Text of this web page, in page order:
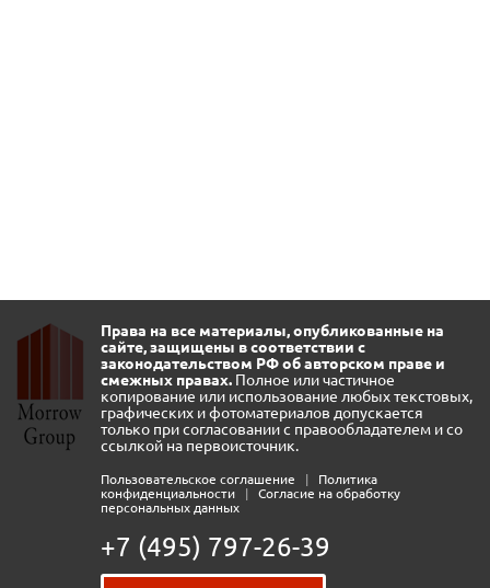
Права на все материалы, опубликованные на
сайте, защищены в соответствии с
законодательством РФ об авторском праве и
смежных правах. Полное или частичное
копирование или использование любых текстовых,
графических и фотоматериалов допускается
только при согласовании с правообладателем и со
ссылкой на первоисточник.
Пользовательское соглашение |
Политика
конфиденциальности
|
Согласие на обработку
персональных данных
+7 (495) 797-26-39